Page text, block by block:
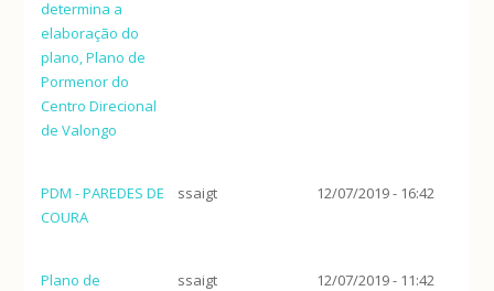
determina a
elaboração do
plano, Plano de
Pormenor do
Centro Direcional
de Valongo
PDM - PAREDES DE
COURA
ssaigt 12/07/2019 - 16:42
Plano de
ssaigt 12/07/2019 - 11:42